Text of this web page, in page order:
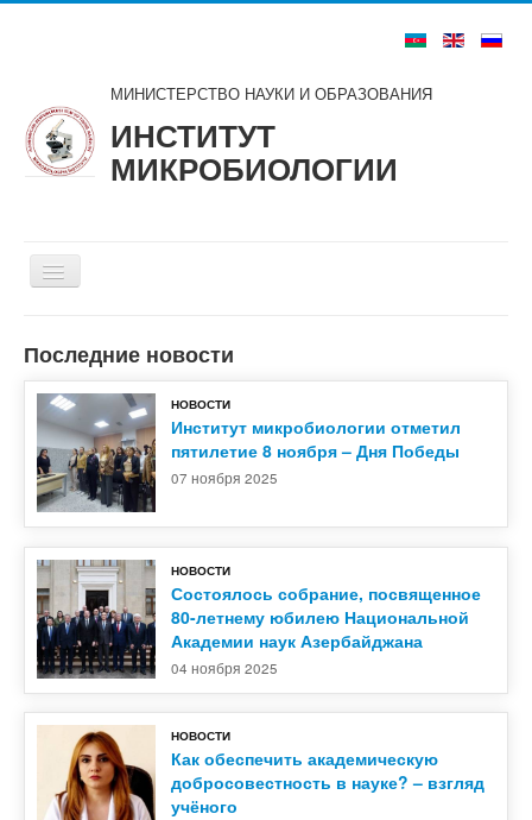
МИНИСТЕРСТВО НАУКИ И ОБРАЗОВАНИЯ
ИНСТИТУТ
МИКРОБИОЛОГИИ
Включить/
выключить
О нас
Структура
Советы и комитеты
Ученые и специалисты
Публикации
Контакты
Последние новости
НОВОСТИ
Институт микробиологии отметил
пятилетие 8 ноября – Дня Победы
07 ноября 2025
НОВОСТИ
Состоялось собрание, посвященное
80-летнему юбилею Национальной
Академии наук Азербайджана
04 ноября 2025
НОВОСТИ
Как обеспечить академическую
добросовестность в науке? – взгляд
учёного